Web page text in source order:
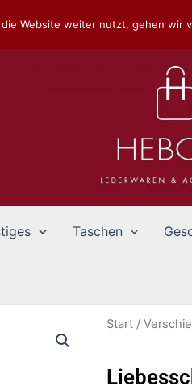
Taschen
Start /
die Website weiter nutzt, gehen wir